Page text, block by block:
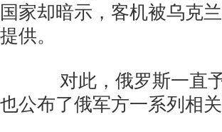
国家却暗示，客机被乌克
提供。
对此，俄罗斯一直予
也公布了俄军方一系列相关